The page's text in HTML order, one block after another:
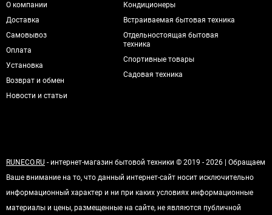
О компании
Доставка
Самовывоз
Оплата
Установка
Возврат и обмен
Новости и статьи
Кондиционеры
Встраиваемая бытовая техника
Отдельностоящая бытовая
техника
Спортивные товары
Садовая техника
RUNECO.RU - интернет-магазин бытовой техники © 2019 - 2026 | Обращаем
Ваше внимание на то, что данный интернет-сайт носит исключительно
информационный характер и ни при каких условиях информационные
материалы и цены, размещенные на сайте, не являются публичной